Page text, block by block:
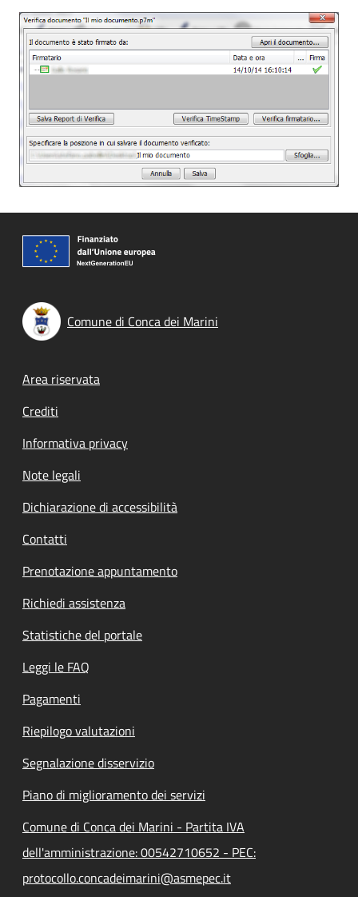
Comune di Conca dei Marini
Footer menu
Area riservata
Crediti
Informativa privacy
Note legali
Dichiarazione di accessibilità
Contatti
Prenotazione appuntamento
Richiedi assistenza
Statistiche del portale
Leggi le FAQ
Pagamenti
Riepilogo valutazioni
Segnalazione disservizio
Piano di miglioramento dei servizi
Comune di Conca dei Marini - Partita IVA
dell'amministrazione: 00542710652 - PEC:
protocollo.concadeimarini@asmepec.it